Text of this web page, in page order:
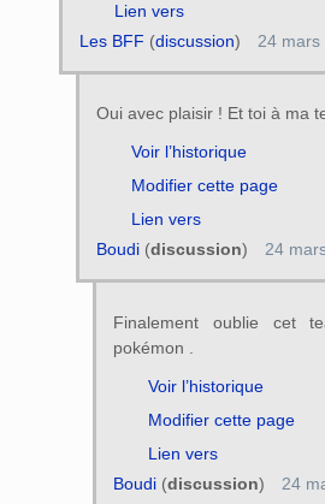
Lien vers
Les BFF (discussion) 24
Oui avec plaisir ! Et toi à ma
Voir l’historique
Modifier cette page
Lien vers
Boudi(discussion) 24
Finalement oublie cet
pokémon .
Voir l’historique
Modifier cette page
Lien vers
Boudi(discussion) 24